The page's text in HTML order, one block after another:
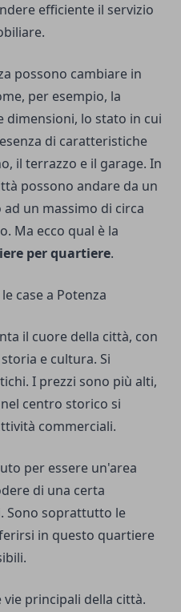
efficiente il servizio
possono cambiare in
per esempio, la
dimensioni, lo stato in cui
di caratteristiche
il terrazzo e il garage. In
possono andare da un
un massimo di circa
Ma ecco qual è la
per quartiere.
case a Potenza
il cuore della città, con
e cultura. Si
I prezzi sono più alti,
centro storico si
commerciali.
per essere un'area
di una certa
Sono soprattutto le
in questo quartiere
vie principali della città.